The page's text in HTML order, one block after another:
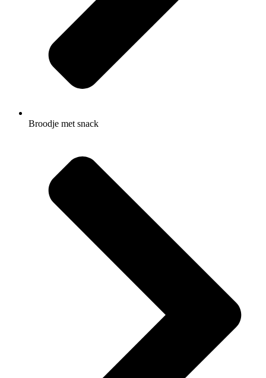
Broodje met snack